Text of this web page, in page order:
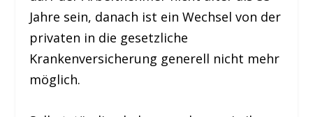
Jahre sein, danach ist ein Wechsel von der
privaten in die gesetzliche
Krankenversicherung generell nicht mehr
möglich.